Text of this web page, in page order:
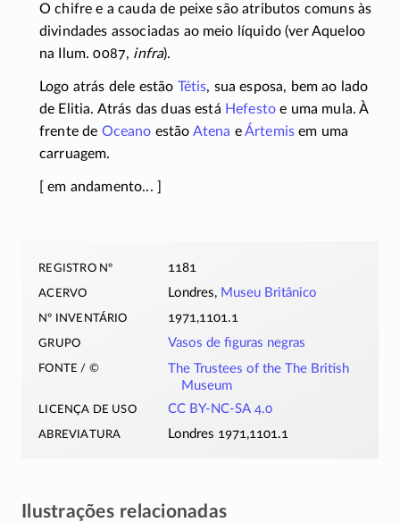
O chifre e a cauda de peixe são atributos comuns às
divindades associadas ao meio líquido (ver Aqueloo
na Ilum. 0087, infra).
Logo atrás dele estão Tétis, sua esposa, bem ao lado
de Elitia. Atrás das duas está Hefesto e uma mula. À
frente de Oceano estão Atena eÁrtemis em uma
carruagem.
[ em andamento... ]
registro nº 1181
acervo Londres, Museu Britânico
nº inventário 1971,1101.1
grupo Vasos de figuras negras
fonte / ©
The Trustees of the The British
Museum
licença de uso CC BY-NC-SA 4.0
abreviatura Londres 1971,1101.1
Ilustrações relacionadas